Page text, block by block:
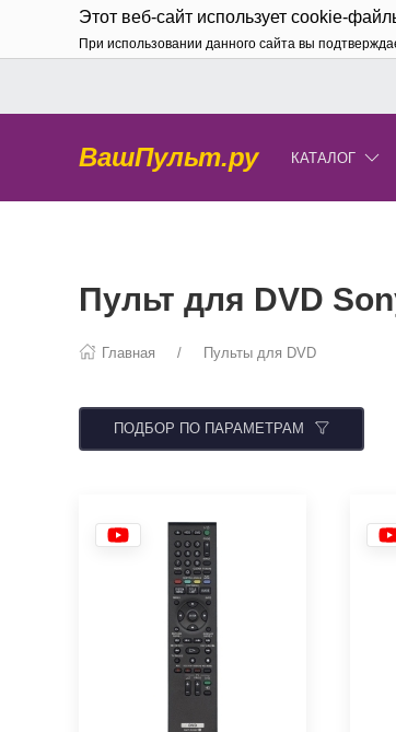
Этот веб-сайт использует cookie-
При использовании данного сайта вы
ВашПульт.ру КАТАЛОГ
Пульт для DVD
Главная Пульты для DVD
ПОДБОР ПО ПАРАМЕТРАМ